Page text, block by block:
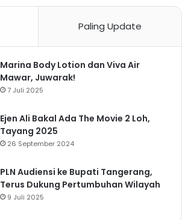
Paling Update
Marina Body Lotion dan Viva Air
Mawar, Juwarak!
7 Juli 2025
Ejen Ali Bakal Ada The Movie 2 Loh,
Tayang 2025
26 September 2024
PLN Audiensi ke Bupati Tangerang,
Terus Dukung Pertumbuhan Wilayah
9 Juli 2025